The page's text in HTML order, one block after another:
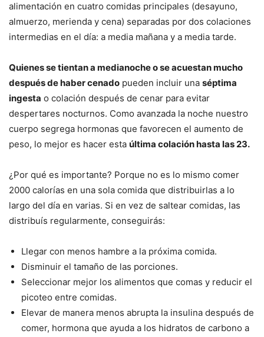
alimentación en cuatro comidas principales (desayuno,
almuerzo, merienda y cena) separadas por dos colaciones
intermedias en el día: a media mañana y a media tarde.
Quienes se tientan a medianoche o se acuestan mucho
después de haber cenado pueden incluir una séptima
ingesta o colación después de cenar para evitar
despertares nocturnos. Como avanzada la noche nuestro
cuerpo segrega hormonas que favorecen el aumento de
peso, lo mejor es hacer esta última colación hasta las 23.
¿Por qué es importante? Porque no es lo mismo comer
2000 calorías en una sola comida que distribuirlas a lo
largo del día en varias. Si en vez de saltear comidas, las
distribuís regularmente, conseguirás:
Llegar con menos hambre a la próxima comida.
Disminuir el tamaño de las porciones.
Seleccionar mejor los alimentos que comas y reducir el
picoteo entre comidas.
Elevar de manera menos abrupta la insulina después de
comer, hormona que ayuda a los hidratos de carbono a